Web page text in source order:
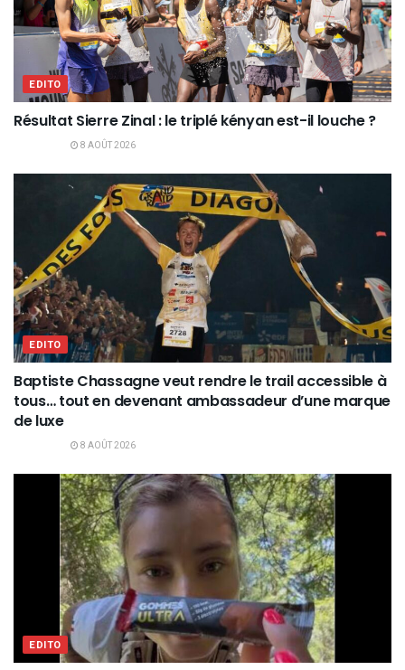
EDITO
Résultat Sierre Zinal : le triplé kényan est-il louche ?
8 AOÛT 2026
EDITO
Baptiste Chassagne veut rendre le trail accessible à
tous… tout en devenant ambassadeur d’une marque
de luxe
8 AOÛT 2026
EDITO